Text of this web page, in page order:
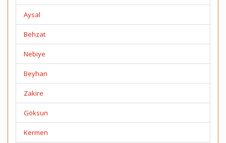
Aysal
Behzat
Nebiye
Beyhan
Zakire
Göksun
Kermen